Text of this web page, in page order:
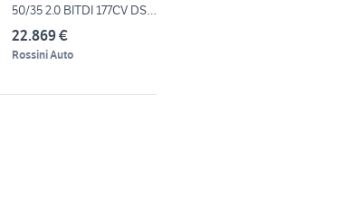
50/35 2.0 BITDI 177CV DSG
L4 FU
22.869 €
Rossini Auto